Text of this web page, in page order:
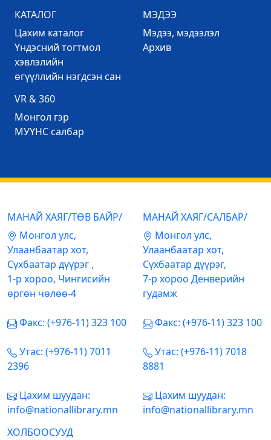
КАТАЛОГ
Цахим каталог
Үндэсний тогтмол
хэвлэлийн
өгүүллийн нэгдсэн сан
МЭДЭЭ
Mэдээ, мэдээлэл
Архив
VR & 360
Mонгол гэр
МУҮНС салбар
МАНАЙ ХАЯГ/ТӨВ БАЙР/
Mонгол улс,
Улаанбаатар хот,
Сүхбаатар дүүрэг ,
1-р хороо, Чингисийн
өргөн чөлөө-4
Факс: (+976-11) 323 100
Утас: (+976-11) 7011
2396
Цахим шуудан:
info@nationallibrary.mn
МАНАЙ ХАЯГ/САЛБАР/
Mонгол улс,
Улаанбаатар хот,
Сүхбаатар дүүрэг,
7-р хороо Денверийн
гудамж
Факс: (+976-11) 323 100
Утас: (+976-11) 7018
8881
Цахим шуудан:
info@nationallibrary.mn
ХОЛБООСУУД